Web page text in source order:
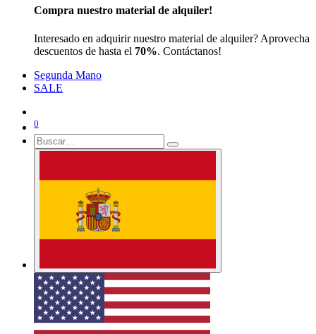
Compra nuestro material de alquiler!
Interesado en adquirir nuestro material de alquiler? Aprovecha
descuentos de hasta el 70%. Contáctanos!
Segunda Mano
SALE
0